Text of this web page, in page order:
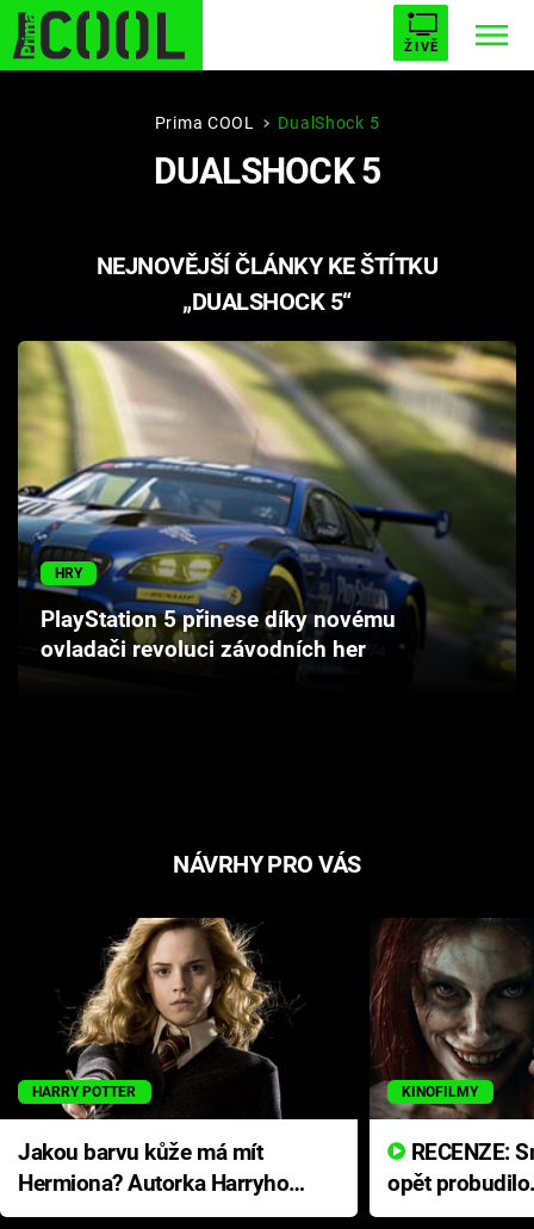
ŽIVĚ
STARHOUSE BUFFY, PŘEMOŽITELKA UPÍRŮ
PLNEJ KOTEL AVENGERS 5
Filmy
Seriály
Hry
Cool Esport
Pořady
Prima COOL DualShock 5
DUALSHOCK 5
NEJNOVĚJŠÍ ČLÁNKY KE ŠTÍTKU
„DUALSHOCK 5“
HRY
PlayStation 5 přinese díky novému
ovladači revoluci závodních her
NÁVRHY PRO VÁS
HARRY POTTER
Jakou barvu kůže má mít
Hermiona? Autorka Harryho
Pottera přišla s ráznou
KINOFILMY
opět
přichází s